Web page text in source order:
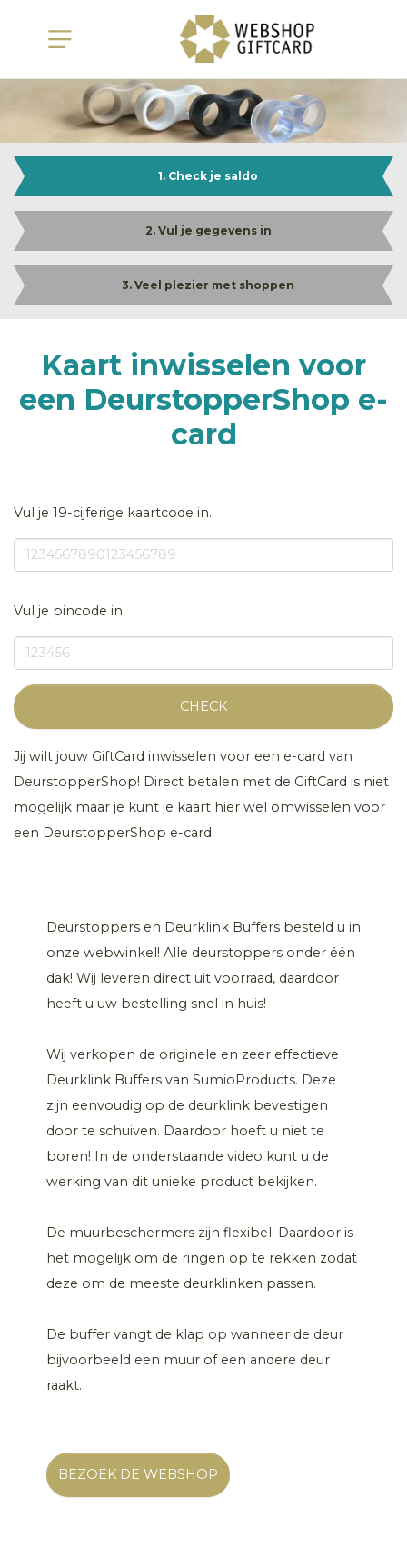
1. Check je saldo
2. Vul je gegevens in
3. Veel plezier met shoppen
Kaart inwisselen voor
een DeurstopperShop e-
card
Vul je 19-cijferige kaartcode in.
Vul je pincode in.
CHECK
Jij wilt jouw GiftCard inwisselen voor een e-card van
DeurstopperShop! Direct betalen met de GiftCard is niet
mogelijk maar je kunt je kaart hier wel omwisselen voor
een DeurstopperShop e-card.
Deurstoppers en Deurklink Buffers besteld u in
onze webwinkel! Alle deurstoppers onder één
dak! Wij leveren direct uit voorraad, daardoor
heeft u uw bestelling snel in huis!
Wij verkopen de originele en zeer effectieve
Deurklink Buffers van SumioProducts. Deze
zijn eenvoudig op de deurklink bevestigen
door te schuiven. Daardoor hoeft u niet te
boren! In de onderstaande video kunt u de
werking van dit unieke product bekijken.
De muurbeschermers zijn flexibel. Daardoor is
het mogelijk om de ringen op te rekken zodat
deze om de meeste deurklinken passen.
De buffer vangt de klap op wanneer de deur
bijvoorbeeld een muur of een andere deur
raakt.
BEZOEK DE WEBSHOP